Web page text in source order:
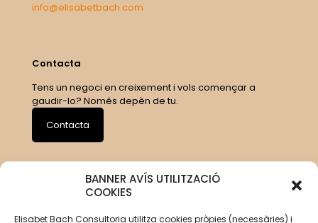
BANNER AVÍS UTILITZACIÓ
COOKIES
Elisabet Bach Consultoria utilitza cookies pròpies (necessàries) i
info@elisabetbach.com
Contacta
Tens un negoci en creixement i vols començar a
gaudir-lo? Només depèn de tu.
Contacta